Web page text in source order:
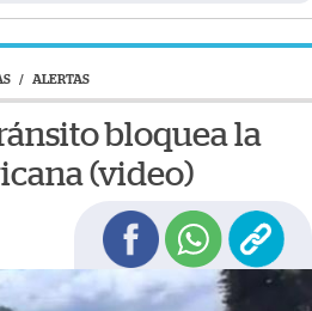
/ ALERTAS
bloquea la
(video)